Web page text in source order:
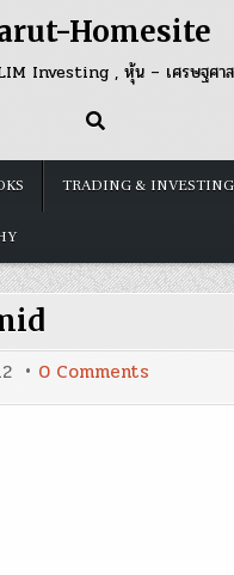
Homesite
Investing , หุ้น – เศรษฐศาส
TRADING & INVESTING
0 Commentson